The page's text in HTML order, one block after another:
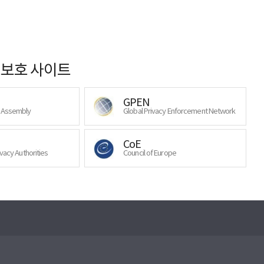
호 사이트
GPEN
Global Privacy Enforcement Network
Authorities
CoE
Council of Europe